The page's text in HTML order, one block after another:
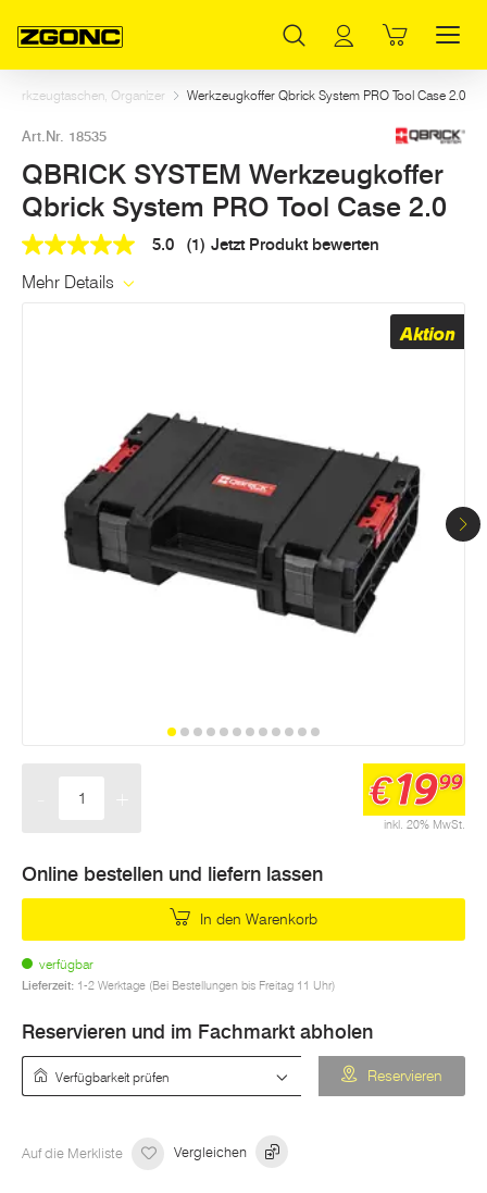
Werkzeugtaschen, Organizer Werkzeugkoffer Qbrick System PRO Tool Case 2.0
Art.Nr. 18535
QBRICK SYSTEM Werkzeugkoffer
Qbrick System PRO Tool Case 2.0
5.0
of
derselben
5.0 (1) Jetzt Produkt bewerten
Mehr Details
Aktion
inkl. 20% MwSt.
€1999
Online bestellen und liefern lassen
In den Warenkorb
verfügbar
Lieferzeit: 1-2 Werktage (Bei Bestellungen bis Freitag 11 Uhr)
Reservieren und im Fachmarkt abholen
Reservieren
Auf die Merkliste Vergleichen